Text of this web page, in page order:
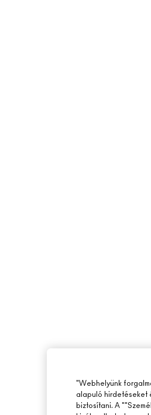
"Webhelyünk
alapuló hirdetéseket
biztosítani. A